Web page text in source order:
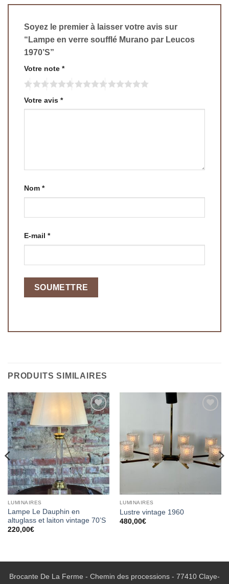
Soyez le premier à laisser votre avis sur
“Lampe en verre soufflé Murano par Leucos
1970’S”
Votre note *
Votre avis *
Nom *
E-mail *
PRODUITS SIMILAIRES
Ajouter
à la
wishlist
LUMINAIRES
Lampe Le Dauphin en
altuglass et laiton vintage 70’S
220,00€
LUMINAIRES
Lustre vintage 1960
480,00€
Brocante De La Ferme - Chemin des processions - 77410 Claye-